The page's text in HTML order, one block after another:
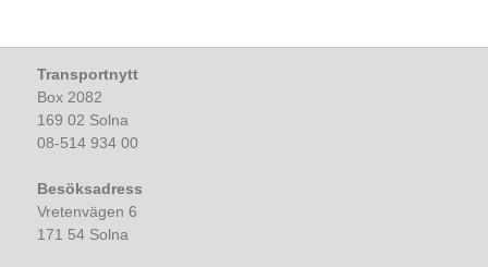
Transportnytt
Box 2082
169 02 Solna
08-514 934 00
Besöksadress
Vretenvägen 6
171 54 Solna